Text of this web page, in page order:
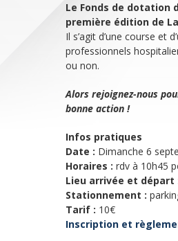
Le Fonds de dotation
première édition de
Il s’agit d’une course et
professionnels
ou non.
Alors rejoignez-nous
bonne action !
Infos pratiques
Date : Dimanche 6
Horaires : rdv à 10h45
Lieu arrivée et départ
Stationnement :
Tarif : 10€
Inscription et